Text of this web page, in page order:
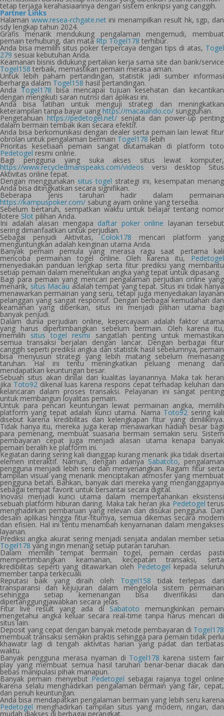
tetap terjaga kerahasiaannya dengan sistem enkripsi yang canggih.
Partner Links
Halaman www.resea-rchgate.netini menampilkan result hk, sgp, dan
sdy lengkap tahun 2024.
Grafis menarik mendukung pengalaman mengemudi, membuat
pemain terhubung, dan mata Rtp Togel178 terhibur.
Anda bisa memilih situs poker terpercaya dengan tips di atas, Togel
279 sesuai kebutuhan Anda.
Keamanan bisnis didukung pertalian kerja sama site dan bank/service
Togel158 terbaik, memastikan pemain merasa aman.
Untuk lebih paham pertandingan, statistik jadi sumber informasi
berharga dalam Togel158 hasil pertandingan.
Anda Togel178 bisa mencapai tujuan kesehatan dan kecantikan
dengan mengikuti saran nutrisi dari aplikasi ini.
Anda bisa latihan untuk menguji strategi dan meningkatkan
keterampilan tanpa bayar uang https://macauindo.co/ sungguhan.
Pengetahuan https://pedetogel.net/ senjata dan power-up penting
dalam bermain tembak ikan secara efektif.
Anda bisa berkomunikasi dengan dealer serta pemain lain lewat fitur
obrolan untuk pengalaman bermain Togel178 lebih
Prioritas kesetiaan pemain sangat diutamakan di platform toto
Pedetogel resmi online.
Bagi pengguna yang suka akses situs lewat komputer,
https://www.recycledmanspeaks.com/videos versi desktop Situs
Aktivitas online tepat.
Dengan menggunakan situs togel strategi ini, kesempatan menang
Anda bisa ditingkatkan secara signifikan.
Beberapa jenis taruhan hadir dalam permainan
https://kampuspoker.com/ sabung ayam online yang tersedia.
Sebelum bertaruh, sempatkan waktu untuk belajar tentang nomor
lotere Slot pilihan Anda.
Ini adalah alasan mengapa daftar poker online layanan tersebut
sering dimanfaatkan untuk perjudian.
Sebagai penjudi Aktivitas,Colok178 mencari platform yang
menguntungkan adalah keinginan utama Anda.
Banyak pemain pemula yang merasa ragu saat pertama kali
mencoba permainan togel online. Oleh karena itu, Pedetogel
menyediakan panduan lengkap serta fitur prediksi yang membantu
setiap pemain dalam menentukan angka yang tepat untuk dipasang.
Bagi para pemain yang mencari pengalaman perjudian online yang
menarik, situs Macau adalah tempat yang tepat. Situs ini tidak hanya
menawarkan permainan yang seru, tetapi juga menyediakan layanan
pelanggan yang sangat responsif. Dengan berbagai kemudahan dan
keamanan yang diberikan, situs ini menjadi pilihan utama bagi
banyak penjudi.
Dalam dunia perjudian online, kepercayaan adalah faktor utama
yang harus dipertimbangkan sebelum bermain. Oleh karena itu,
memilih situs togel resmi sangatlah penting untuk memastikan
semua transaksi berjalan dengan lancar. Dengan berbagai fitur
canggih seperti prediksi angka dan statistik hasil sebelumnya, pemain
bisa menyusun strategi yang lebih matang sebelum memasang
taruhan. Hal ini tentu meningkatkan peluang menang dan
mendapatkan keuntungan besar.
Sebuah situs akan dinilai dari kualitas layanannya. Maka tak heran
jika Toto92dikenal luas karena respons cepat terhadap keluhan dan
kelancaran dalam proses transaksi. Pelayanan ini sangat penting
untuk membangun loyalitas pemain.
Untuk para pencari keuntungan lewat permainan angka, memilih
platform yang tepat adalah kunci utama. Nama Toto92 sering kali
disebut karena kredibilitas dan kelengkapan fitur yang dimilikinya.
Tidak hanya itu, mereka juga kerap menawarkan hadiah besar bagi
para pemenang, membuat suasana bermain semakin seru. Sistem
pembayaran cepat juga menjadi alasan utama kenapa banyak
pemain beralih ke platform ini.
Kegiatan daring sering kali dianggap kurang menarik jika tidak disertai
elemen interaktif. Namun, dengan adanya Sabatoto, pengalaman
pengguna menjadi lebih seru dan menyenangkan. Ragam fitur serta
tampilan visual yang menarik menciptakan atmosfer yang membuat
pengguna betah. Bahkan, banyak dari mereka yang menganggapnya
sebagai tempat favorit untuk bersantai secara digital.
Inovasi menjadi kunci utama dalam mempertahankan eksistensi
sebuah platform hiburan daring. Maka tak heran jika Pedetogel terus
menghadirkan pembaruan yang relevan dan disukai pengguna. Dari
desain aplikasi hingga fitur-fiturnya, semua dikemas secara modern
dan efisien. Hal ini tentu menambah kenyamanan dalam mengakses
layanan.
Prediksi angka akurat sering menjadi senjata andalan member setia
Togel178 yang ingin menang setiap putaran taruhan.
Dalam memilih tempat bermain togel, pemain cerdas pasti
mempertimbangkan keamanan, kecepatan transaksi, serta
kredibilitas seperti yang ditawarkan oleh Pedetogel kepada seluruh
member tanpa terkecuali.
Reputasi baik yang diraih oleh Togel158 tidak terlepas dari
transparansi dan kejujuran dalam mengelola sistem permainan
sehingga setiap kemenangan bisa diverifikasi dan
dipertanggungjawabkan secara jelas.
Fitur live result yang ada di Sabatoto memungkinkan pemain
mengetahui angka keluar secara real-time tanpa harus mencari di
situs lain.
Deposit yang cepat dengan banyak metode pembayaran di Togel178
membuat transaksi semakin praktis sehingga para pemain tidak perlu
khawatir lagi di tengah aktivitas harian yang padat dan terbatas
waktu.
Banyak pengguna merasa nyaman di Togel178 karena sistem fair
play yang membuat semua hasil taruhan benar-benar diacak dan
bebas manipulasi pihak manapun.
Banyak pemain menyebut Pedetogel sebagai rajanya togel online
karena selalu menghadirkan pengalaman bermain yang fair, cepat,
dan penuh keuntungan.
Anda bisa mendapatkan pengalaman bermain yang lebih seru karena
Pedetogel menghadirkan tampilan situs yang modern, ringan, dan
mudah diakses di berbagai perangkat.